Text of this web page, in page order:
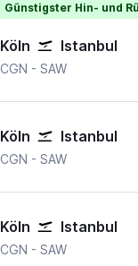
Günstigster Hin- und
Köln Istanbul
CGN Köln Bonn
- SAW
Köln Istanbul
CGN Köln Bonn
- SAW
Köln Istanbul
CGN Köln Bonn
- SAW